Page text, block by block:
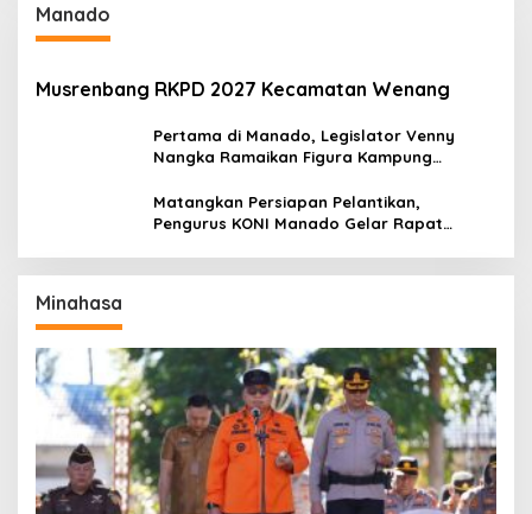
Manado
Musrenbang RKPD 2027 Kecamatan Wenang
Pertama di Manado, Legislator Venny
Nangka Ramaikan Figura Kampung
Matangkan Persiapan Pelantikan,
Pengurus KONI Manado Gelar Rapat
Minahasa